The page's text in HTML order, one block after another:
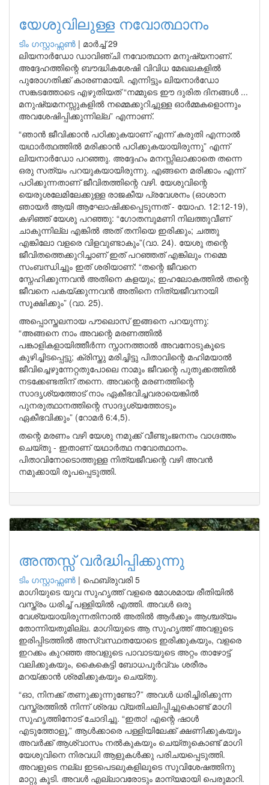
യേശുവിലുള്ള നവോത്ഥാനം
ടിം ഗസ്റ്റാഫ്സണ്‍ | മാർച്ച് 29
ലിയനാർഡോ ഡാവിഞ്ചി നവോത്ഥാന മനുഷ്യനാണ്.
അദ്ദേഹത്തിന്റെ ബൗദ്ധികശേഷി വിവിധ മേഖലകളിൽ
പുരോഗതിക്ക് കാരണമായി. എന്നിട്ടും ലിയനാർഡോ
സങ്കടത്തോടെ എഴുതിയത് “നമ്മുടെ ഈ ദുരിത ദിനങ്ങൾ ...
മനുഷ്യമനസ്സുകളിൽ നമ്മെക്കുറിച്ചുള്ള ഓർമ്മകളൊന്നും
അവശേഷിപ്പിക്കുന്നില്ല” എന്നാണ്.
“ഞാൻ ജീവിക്കാൻ പഠിക്കുകയാണ് എന്ന് കരുതി എന്നാൽ
യഥാർത്ഥത്തിൽ മരിക്കാൻ പഠിക്കുകയായിരുന്നു” എന്ന്
ലിയനാർഡോ പറഞ്ഞു. അദ്ദേഹം മനസ്സിലാക്കാതെ തന്നെ
ഒരു സത്യം പറയുകയായിരുന്നു. എങ്ങനെ മരിക്കാം എന്ന്
പഠിക്കുന്നതാണ് ജീവിതത്തിന്റെ വഴി. യേശുവിന്റെ
യെരുശലേമിലേക്കുള്ള രാജകീയ പ്രവേശനം (ഓശാന
ഞായർ ആയി ആഘോഷിക്കപ്പെടുന്നത് - യോഹ. 12:12-19),
കഴിഞ്ഞ് യേശു പറഞ്ഞു: “ഗോതമ്പുമണി നിലത്തുവീണ്
ചാകുന്നില്ല എങ്കിൽ അത് തനിയെ ഇരിക്കും; ചത്തു
എങ്കിലോ വളരെ വിളവുണ്ടാകും”(വാ. 24). യേശു തന്റെ
ജീവിതത്തെക്കുറിച്ചാണ് ഇത് പറഞ്ഞത് എങ്കിലും നമ്മെ
സംബന്ധിച്ചും ഇത് ശരിയാണ്: “തന്റെ ജീവനെ
സ്നേഹിക്കുന്നവൻ അതിനെ കളയും; ഇഹലോകത്തിൽ തന്റെ
ജീവനെ പകയ്ക്കുന്നവൻ അതിനെ നിത്യജീവനായി
സൂക്ഷിക്കും” (വാ. 25).
അപ്പൊസ്തലനായ പൗലൊസ് ഇങ്ങനെ പറയുന്നു:
“അങ്ങനെ നാം അവന്റെ മരണത്തിൽ
പങ്കാളികളായിത്തീർന്ന സ്നാനത്താൽ അവനോടുകൂടെ
കുഴിച്ചിടപ്പെട്ടു; ക്രിസ്തു മരിച്ചിട്ടു പിതാവിന്റെ മഹിമയാൽ
ജീവിച്ചെഴുന്നേറ്റതുപോലെ നാമും ജീവന്റെ പുതുക്കത്തിൽ
നടക്കേണ്ടതിന് തന്നെ. അവന്റെ മരണത്തിന്റെ
സാദൃശ്യത്തോട് നാം ഏകീഭവിച്ചവരായെങ്കിൽ
പുനരുത്ഥാനത്തിന്റെ സാദൃശ്യത്തോടും
ഏകീഭവിക്കും” (റോമർ 6:4,5).
തന്റെ മരണം വഴി യേശു നമുക്ക് വീണ്ടുംജനനം വാഗ്ദത്തം
ചെയ്തു - ഇതാണ് യഥാർത്ഥ നവോത്ഥാനം.
പിതാവിനോടൊത്തുള്ള നിത്യജീവന്റെ വഴി അവൻ
നമുക്കായി രൂപപ്പെടുത്തി.
അന്തസ്സ് വർദ്ധിപ്പിക്കുന്നു
ടിം ഗസ്റ്റാഫ്സണ്‍ | ഫെബ്രുവരി 5
മാഗിയുടെ യുവ സുഹൃത്ത് വളരെ മോശമായ രീതിയിൽ
വസ്ത്രം ധരിച്ച് പള്ളിയിൽ എത്തി. അവൾ ഒരു
വേശ്യയായിരുന്നതിനാൽ അതിൽ ആർക്കും ആശ്ചര്യം
തോന്നിയതുമില്ല. മാഗിയുടെ ആ സുഹൃത്ത് അവളുടെ
ഇരിപ്പിടത്തിൽ അസ്വസ്ഥതയോടെ ഇരിക്കുകയും, വളരെ
ഇറക്കം കുറഞ്ഞ അവളുടെ പാവാടയുടെ അറ്റം താഴോട്ട്
വലിക്കുകയും, കൈകെട്ടി ബോധപൂർവ്വം ശരീരം
മറയ്ക്കാൻ ശ്രമിക്കുകയും ചെയ്തു.
“ഓ, നിനക്ക് തണുക്കുന്നുണ്ടോ?” അവൾ ധരിച്ചിരിക്കുന്ന
വസ്ത്രത്തിൽ നിന്ന് ശ്രദ്ധ വ്യതിചലിപ്പിച്ചുകൊണ്ട് മാഗി
സുഹൃത്തിനോട് ചോദിച്ചു. “ഇതാ! എന്റെ ഷാൾ
എടുത്തോളൂ,” ആൾക്കാരെ പള്ളിയിലേക്ക് ക്ഷണിക്കുകയും
അവർക്ക് ആശ്വാസം നൽകുകയും ചെയ്തുകൊണ്ട് മാഗി
യേശുവിനെ നിരവധി ആളുകൾക്കു പരിചയപ്പെടുത്തി.
അവളുടെ നല്ല ഇടപെടലുകളിലൂടെ സുവിശേഷത്തിനു
മാറ്റു കൂടി. അവൾ എല്ലാവരോടും മാന്യമായി പെരുമാറി.